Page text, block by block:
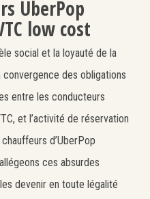
UberPop
low cost
social et la loyauté de la
des obligations
entre les conducteurs
et l’activité de réservation
d’UberPop
ces absurdes
devenir en toute légalité